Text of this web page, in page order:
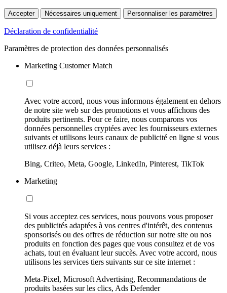
Accepter Nécessaires uniquement Personnaliser les paramètres
Déclaration de confidentialité
Paramètres de protection des données personnalisés
Marketing Customer Match
Avec votre accord, nous vous informons également en dehors
de notre site web sur des promotions et vous affichons des
produits pertinents. Pour ce faire, nous comparons vos
données personnelles cryptées avec les fournisseurs externes
suivants et utilisons leurs canaux de publicité en ligne si vous
utilisez déjà leurs services :
Bing, Criteo, Meta, Google, LinkedIn, Pinterest, TikTok
Marketing
Si vous acceptez ces services, nous pouvons vous proposer
des publicités adaptées à vos centres d'intérêt, des contenus
sponsorisés ou des offres de réduction sur notre site ou nos
produits en fonction des pages que vous consultez et de vos
achats, tout en évaluant leur succès. Avec votre accord, nous
utilisons les services tiers suivants sur ce site internet :
Meta-Pixel, Microsoft Advertising, Recommandations de
produits basées sur les clics, Ads Defender